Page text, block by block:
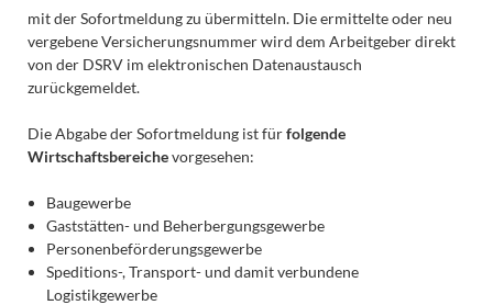
mit der Sofortmeldung zu übermitteln. Die ermittelte oder neu
vergebene Versicherungsnummer wird dem Arbeitgeber direkt
von der DSRV im elektronischen Datenaustausch
zurückgemeldet.
Die Abgabe der Sofortmeldung ist fürfolgende
Wirtschaftsbereichevorgesehen:
Baugewerbe
Gaststätten- und Beherbergungsgewerbe
Personenbeförderungsgewerbe
Speditions-, Transport- und damit verbundene
Logistikgewerbe